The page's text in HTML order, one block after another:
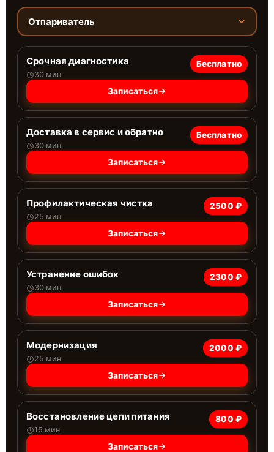
Отпариватель
Срочная диагностика
30 мин
Бесплатно
Записаться
Доставка в сервис и обратно
30 мин
Бесплатно
Записаться
Профилактическая чистка
25 мин
2500 ₽
Записаться
Устранение ошибок
30 мин
2300 ₽
Записаться
Модернизация
25 мин
2000 ₽
Записаться
Восстановление цепи питания
15 мин
800 ₽
Записаться